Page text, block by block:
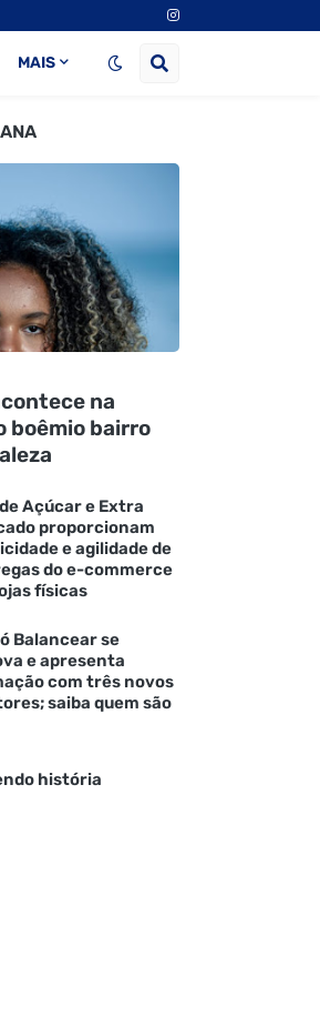
MAIS
na
boêmio bairro
Açúcar e Extra
proporcionam
e agilidade de
do e-commerce
físicas
Balancear se
e apresenta
com três novos
saiba quem são
história